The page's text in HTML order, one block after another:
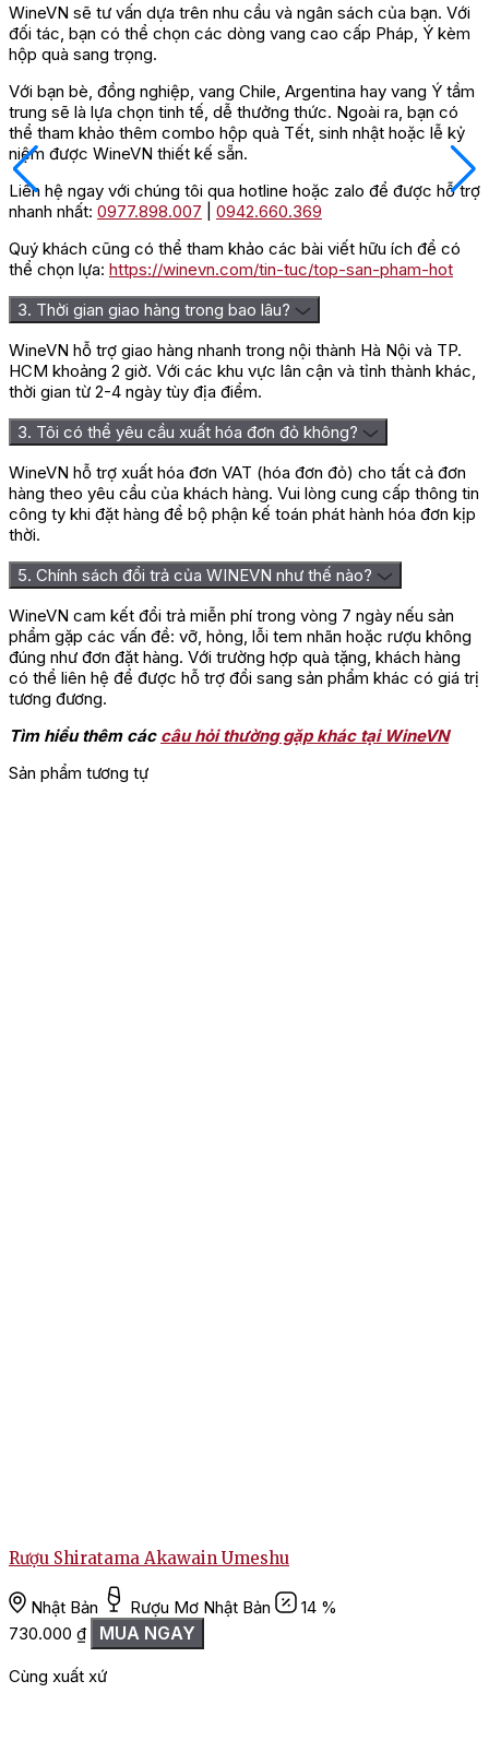
WineVN sẽ tư vấn dựa trên nhu cầu và ngân sách của bạn. Với
đối tác, bạn có thể chọn các dòng vang cao cấp Pháp, Ý kèm
hộp quà sang trọng.
Với bạn bè, đồng nghiệp, vang Chile, Argentina hay vang Ý tầm
trung sẽ là lựa chọn tinh tế, dễ thưởng thức. Ngoài ra, bạn có
thể tham khảo thêm combo hộp quà Tết, sinh nhật hoặc lễ kỷ
niệm được WineVN thiết kế sẵn.
Liên hệ ngay với chúng tôi qua hotline hoặc zalo để được hỗ trợ
nhanh nhất: 0977.898.007
0942.660.369
Quý khách cũng có thể tham khảo các bài viết hữu ích để có
thể chọn lựa: https://winevn.com/tin-tuc/top-san-pham-hot
3. Thời gian giao hàng trong bao lâu?
WineVN hỗ trợ giao hàng nhanh trong nội thành Hà Nội và TP.
HCM khoảng 2 giờ. Với các khu vực lân cận và tỉnh thành khác,
thời gian từ 2-4 ngày tùy địa điểm.
3. Tôi có thể yêu cầu xuất hóa đơn đỏ không?
WineVN hỗ trợ xuất hóa đơn VAT (hóa đơn đỏ) cho tất cả đơn
hàng theo yêu cầu của khách hàng. Vui lòng cung cấp thông tin
công ty khi đặt hàng để bộ phận kế toán phát hành hóa đơn kịp
thời.
5. Chính sách đổi trả của WINEVN như thế nào?
WineVN cam kết đổi trả miễn phí trong vòng 7 ngày nếu sản
phẩm gặp các vấn đề: vỡ, hỏng, lỗi tem nhãn hoặc rượu không
đúng như đơn đặt hàng. Với trường hợp quà tặng, khách hàng
có thể liên hệ để được hỗ trợ đổi sang sản phẩm khác có giá trị
tương đương.
Tìm hiểu thêm các câu hỏi thường gặp khác tại WineVN
Sản phẩm tương tự
Rượu Shiratama Akawain Umeshu
Nhật Bản Rượu Mơ Nhật Bản
14 %
730.000 ₫ MUA NGAY
Cùng xuất xứ